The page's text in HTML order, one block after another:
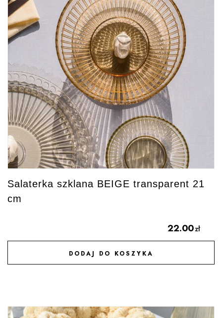
Salaterka szklana BEIGE transparent 21
cm
22.00zł
DODAJ DO KOSZYKA
DODAJ DO ULUBIONYCH